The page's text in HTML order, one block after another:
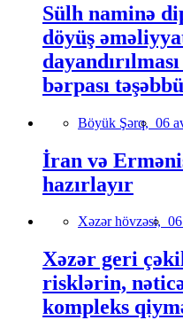
Sülh naminə
döyüş
bərpası
Böyük Şərq, 06
İran və
hazırlayır
Xəzər hövzəsi,
Xəzər geri
risklərin,
kompleks